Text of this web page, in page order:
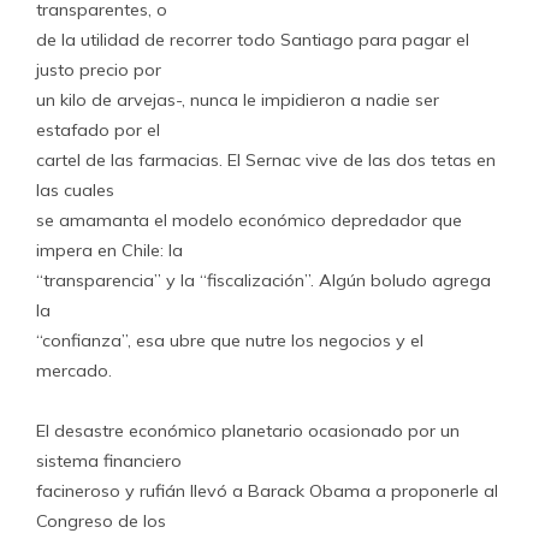
transparentes, o
de la utilidad de recorrer todo Santiago para pagar el
justo precio por
un kilo de arvejas-, nunca le impidieron a nadie ser
estafado por el
cartel de las farmacias. El Sernac vive de las dos tetas en
las cuales
se amamanta el modelo económico depredador que
impera en Chile: la
“transparencia” y la “fiscalización”. Algún boludo agrega
la
“confianza”, esa ubre que nutre los negocios y el
mercado.
El desastre económico planetario ocasionado por un
sistema financiero
facineroso y rufián llevó a Barack Obama a proponerle al
Congreso de los